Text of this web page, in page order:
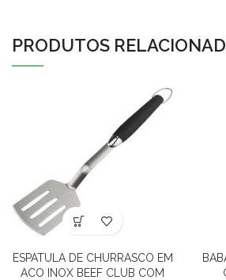
PRODUTOS
ESPATULA DE CHURRASCO EM
ACO INOX BEEF CLUB COM